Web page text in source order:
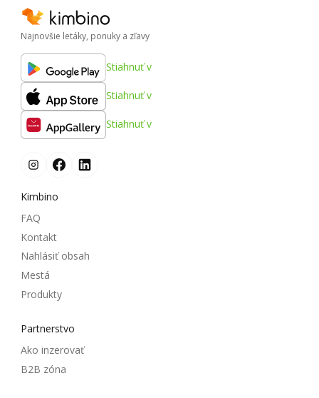
Najnovšie letáky, ponuky a zľavy
Stiahnuť v
Stiahnuť v
Stiahnuť v
Kimbino
FAQ
Kontakt
Nahlásiť obsah
Mestá
Produkty
Partnerstvo
Ako inzerovať
B2B zóna